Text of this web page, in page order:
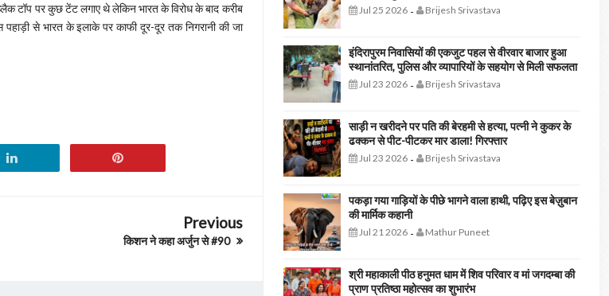
टॉप पर कुछ टेंट लगाए थे लेकिन भारत के विरोध के बाद करीब
से भारत के इलाके पर काफी दूर-दूर तक निगरानी की जा
Previous
किशन ने कहा अर्जुन से #90
Jul 25 2026- Brijesh Srivastava
इंदिरापुरम निवासियों की एकजुट पहल से वीरवार बाजार हुआ
स्थानांतरित, पुलिस और व्यापारियों के सहयोग से मिली सफलता
Jul 23 2026- Brijesh Srivastava
साड़ी न खरीदने पर पति की बेरहमी से हत्या, पत्नी ने कुकर के
ढक्कन से पीट-पीटकर मार डाला! गिरफ्तार
Jul 23 2026- Brijesh Srivastava
पकड़ा गया गाड़ियों के पीछे भागने वाला हाथी, पढ़िए इस बेज़ुबान
की मार्मिक कहानी
Jul 21 2026- Mathur Puneet
श्री महाकाली पीठ हनुमत धाम में शिव परिवार व मां जगदम्बा की
प्राण प्रतिष्ठा महोत्सव का शुभारंभ